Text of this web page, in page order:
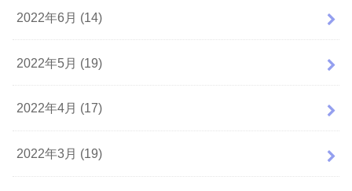
2022年6月 (14)
2022年5月 (19)
2022年4月 (17)
2022年3月 (19)